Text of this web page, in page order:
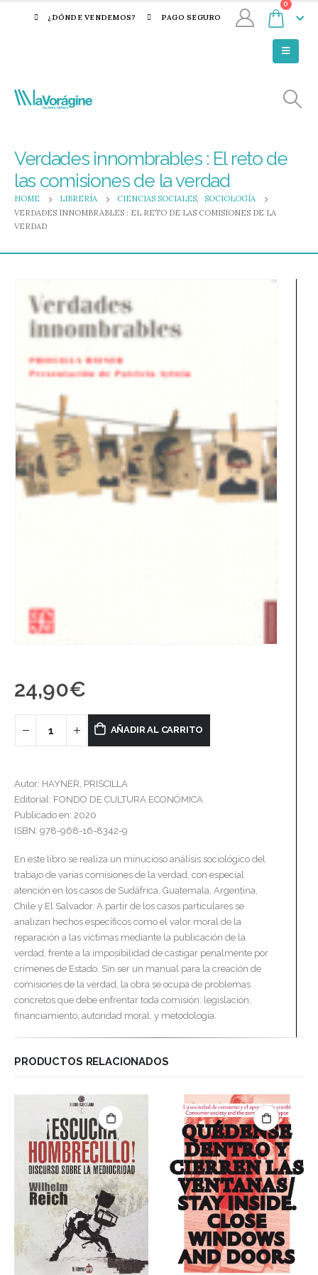
¿DÓNDE VENDEMOS? PAGO SEGURO
0
Verdades innombrables : El reto de
las comisiones de la verdad
HOME LIBRERÍA CIENCIAS SOCIALES,
SOCIOLOGÍA
VERDADES INNOMBRABLES : EL RETO DE LAS COMISIONES DE LA
VERDAD
24,90€
AÑADIR AL CARRITO
Autor: HAYNER, PRISCILLA
Editorial: FONDO DE CULTURA ECONÓMICA
Publicado en: 2020
ISBN: 978-968-16-8342-9
En este libro se realiza un minucioso análisis sociológico del
trabajo de varias comisiones de la verdad, con especial
atención en los casos de Sudáfrica, Guatemala, Argentina,
Chile y El Salvador. A partir de los casos particulares se
analizan hechos específicos como el valor moral de la
reparación a las víctimas mediante la publicación de la
verdad, frente a la imposibilidad de castigar penalmente por
crímenes de Estado. Sin ser un manual para la creación de
comisiones de la verdad, la obra se ocupa de problemas
concretos que debe enfrentar toda comisión: legislación,
financiamiento, autoridad moral, y metodología.
PRODUCTOS RELACIONADOS